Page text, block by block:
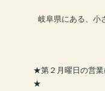
岐阜県にある、小
★第２月曜日の営業
★